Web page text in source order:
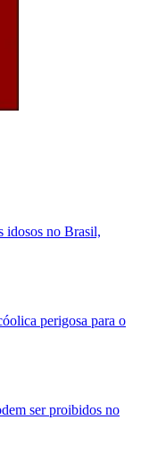
idosos no Brasil,
perigosa para o
ser proibidos no